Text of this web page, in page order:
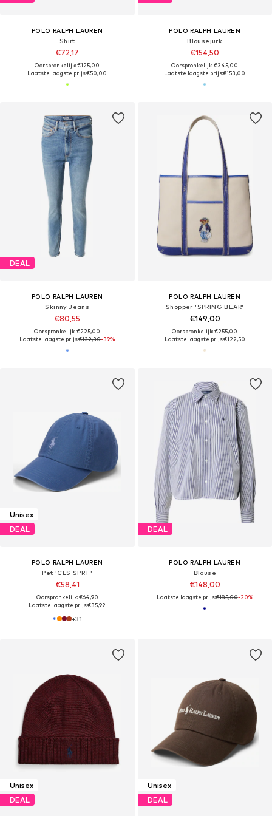
POLO RALPH LAUREN
Shirt
€72,17
Oorspronkelijk: €125,00
Laatste laagste prijs:€50,00
POLO RALPH LAUREN
Blousejurk
€154,50
Oorspronkelijk: €345,00
Laatste laagste prijs:€153,00
DEAL
POLO RALPH LAUREN
Skinny Jeans
€80,55
Oorspronkelijk: €225,00
Laatste laagste prijs:€132,30-39%
POLO RALPH LAUREN
Shopper 'SPRING BEAR'
€149,00
Oorspronkelijk: €255,00
Laatste laagste prijs:€122,50
Unisex
DEAL
POLO RALPH LAUREN
Pet 'CLS SPRT'
€58,41
Oorspronkelijk: €64,90
Laatste laagste prijs:€35,92
+31
DEAL
POLO RALPH LAUREN
Blouse
€148,00
Laatste laagste prijs:€185,00-20%
Unisex
DEAL
Unisex
DEAL